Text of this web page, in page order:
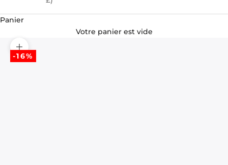
Panier
Votre panier est vide
Zoomer sur l'image
-16%